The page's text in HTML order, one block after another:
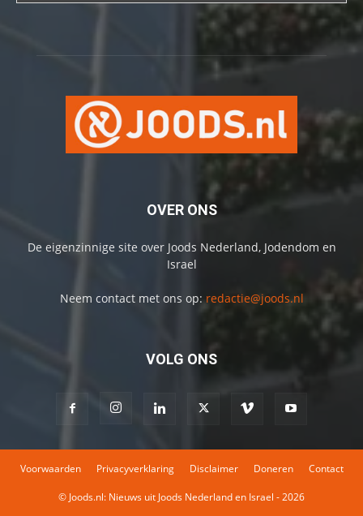
OVER ONS
De eigenzinnige site over Joods Nederland, Jodendom en
Israel
Neem contact met ons op: redactie@joods.nl
VOLG ONS
Voorwaarden Privacyverklaring Disclaimer Doneren Contact
© Joods.nl: Nieuws uit Joods Nederland en Israel - 2026